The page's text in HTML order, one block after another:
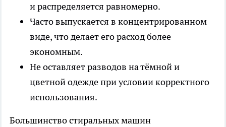
и распределяется равномерно.
Часто выпускается в концентрированном
виде, что делает его расход более
экономным.
Не оставляет разводов на тёмной и
цветной одежде при условии корректного
использования.
Большинство стиральных машин